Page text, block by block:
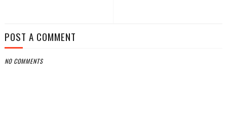
POST A COMMENT
NO COMMENTS